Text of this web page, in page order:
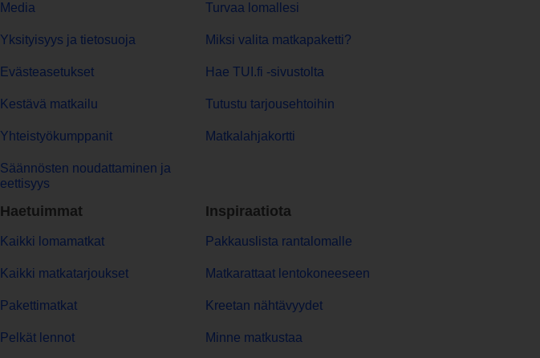
Media
Yksityisyys ja tietosuoja
Evästeasetukset
Kestävä matkailu
Yhteistyökumppanit
Säännösten noudattaminen ja
eettisyys
Turvaa lomallesi
Miksi valita matkapaketti?
Hae TUI.fi -sivustolta
Tutustu tarjousehtoihin
Matkalahjakortti
Haetuimmat
Kaikki lomamatkat
Kaikki matkatarjoukset
Pakettimatkat
Pelkät lennot
Inspiraatiota
Pakkauslista rantalomalle
Matkarattaat lentokoneeseen
Kreetan nähtävyydet
Minne matkustaa